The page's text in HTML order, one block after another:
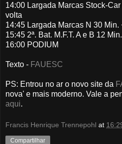
14:00 Largada Marcas Stock-
volta
14:45 Largada Marcas N 30 Min.
15:45 2ª. Bat. M.F.T. A e B 12
16:00 PODIUM
Texto - FAUESC
PS: Entrou no ar o novo site da
nova' e mais moderno. Vale a
aqui.
Francis Henrique Trennepohl at
Compartilhar